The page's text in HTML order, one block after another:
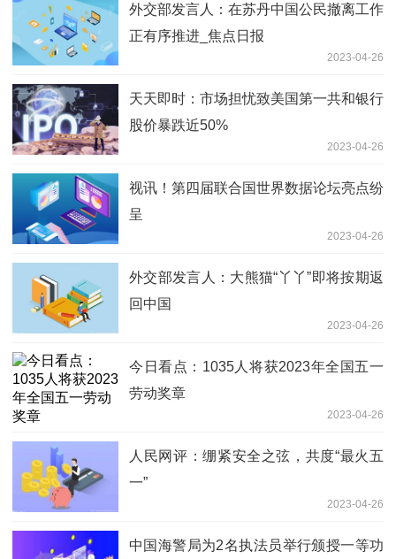
外交部发言人：在苏丹中国公民撤离工作
正有序推进_焦点日报
2023-04-26
天天即时：市场担忧致美国第一共和银行
股价暴跌近50%
2023-04-26
视讯！第四届联合国世界数据论坛亮点纷
呈
2023-04-26
外交部发言人：大熊猫“丫丫”即将按期返
回中国
2023-04-26
今日看点：1035人将获2023年全国五一
劳动奖章
2023-04-26
人民网评：绷紧安全之弦，共度“最火五
一”
2023-04-26
中国海警局为2名执法员举行颁授一等功